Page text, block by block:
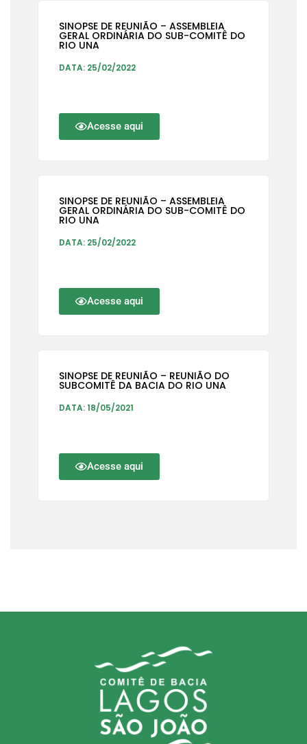
SINOPSE DE REUNIÃO – ASSEMBLEIA
GERAL ORDINÁRIA DO SUB-COMITÊ DO
RIO UNA
DATA: 25/02/2022
Acesse aqui
SINOPSE DE REUNIÃO – ASSEMBLEIA
GERAL ORDINÁRIA DO SUB-COMITÊ DO
RIO UNA
DATA: 25/02/2022
Acesse aqui
SINOPSE DE REUNIÃO – REUNIÃO DO
SUBCOMITÊ DA BACIA DO RIO UNA
DATA: 18/05/2021
Acesse aqui